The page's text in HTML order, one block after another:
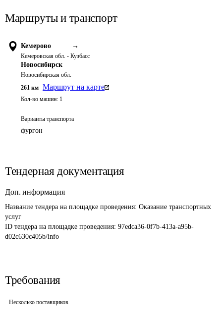
Маршруты и транспорт
Кемерово →
Кемеровская обл. - Кузбасс
Новосибирск
Новосибирская обл.
261 км Маршрут на карте
Кол-во машин: 1
Варианты транспорта
фургон
Тендерная документация
Доп. информация
Название тендера на площадке проведения: Оказание транспортных
услуг
ID тендера на площадке проведения: 97edca36-0f7b-413a-a95b-
d02c630c405b/info
Требования
Несколько поставщиков